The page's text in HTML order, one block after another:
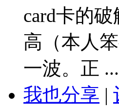
card卡的
高（本人
一波。正 ...
我也分享 |